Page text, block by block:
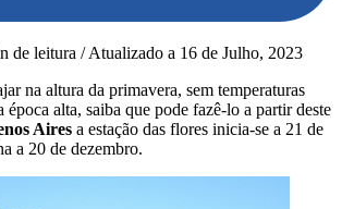
de leitura /Atualizado a 16 de Julho, 2023
na altura da primavera, sem temperaturas
época alta, saiba que pode fazê-lo a partir deste
Aires a estação das flores inicia-se a 21 de
a 20 de dezembro.